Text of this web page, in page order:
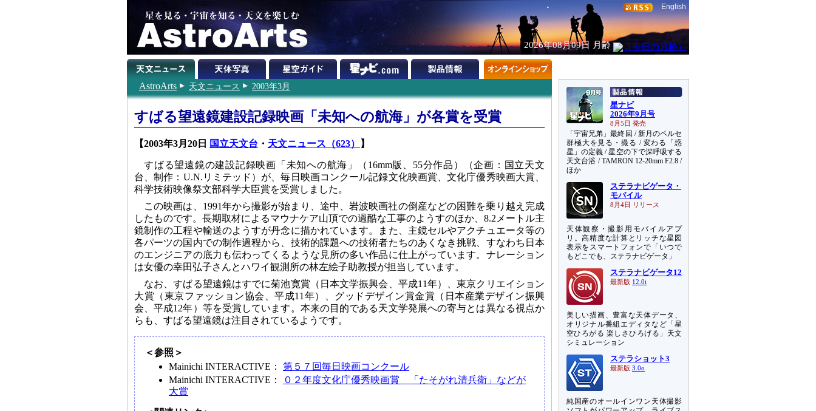
English
2026年08月09日 月齢
AstroArts 天文ニュース 2003年3月
すばる望遠鏡建設記録映画「未知への航海」が各賞を受賞
【2003年3月20日 国立天文台 ・ 天文ニュース（623） 】
すばる望遠鏡の建設記録映画「未知への航海」（16mm版、55分作品）（企画：国立天文
台、制作：U.N.リミテッド）が、毎日映画コンクール記録文化映画賞、文化庁優秀映画大賞、
科学技術映像祭文部科学大臣賞を受賞しました。
この映画は、1991年から撮影が始まり、途中、岩波映画社の倒産などの困難を乗り越え完成
したものです。長期取材によるマウナケア山頂での過酷な工事のようすのほか、8.2メートル主
鏡制作の工程や輸送のようすが丹念に描かれています。また、主鏡セルやアクチュエータ等の
各パーツの国内での制作過程から、技術的課題への技術者たちのあくなき挑戦、すなわち日本
のエンジニアの底力も伝わってくるような見所の多い作品に仕上がっています。ナレーション
は女優の幸田弘子さんとハワイ観測所の林左絵子助教授が担当しています。
なお、すばる望遠鏡はすでに菊池寛賞（日本文学振興会、平成11年）、東京クリエイション
大賞（東京ファッション協会、平成11年）、グッドデザイン賞金賞（日本産業デザイン振興
会、平成12年）等を受賞しています。本来の目的である天文学発展への寄与とは異なる視点か
らも、すばる望遠鏡は注目されているようです。
＜参照＞
Mainichi INTERACTIVE： 第５７回毎日映画コンクール
Mainichi INTERACTIVE：
０２年度文化庁優秀映画賞 「たそがれ清兵衛」などが
大賞
星ナビ
2026年9月号
8月5日 発売
「宇宙兄弟」最終回 / 新月のペルセ
群極大を見る・撮る / 変わる「惑
星」の定義 / 星空の下で深呼吸する
天文台浴 / TAMRON 12-20mm F2.8 /
ほか
ステラナビゲータ・
モバイル
8月4日 リリース
天体観察・撮影用モバイルアプ
リ。高精度な計算とリッチな星図
表示をスマートフォンで「いつで
もどこでも、ステラナビゲータ」
ステラナビゲータ12
最新版 12.0i
美しい描画、豊富な天体データ、
オリジナル番組エディタなど「星
空ひろがる 楽しさひろげる」天文
シミュレーション
ステラショット3
最新版 3.0o
純国産のオールインワン天体撮影